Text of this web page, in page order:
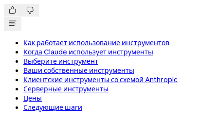
 
Как работает использование инструментов
Когда Claude использует инструменты
Выберите инструмент
Ваши собственные инструменты
Клиентские инструменты со схемой Anthropic
Серверные инструменты
Цены
Следующие шаги